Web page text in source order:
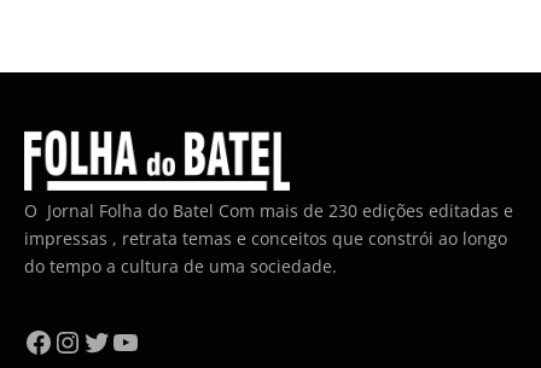
O Jornal Folha do Batel Com mais de 230 edições editadas e
impressas , retrata temas e conceitos que constrói ao longo
do tempo a cultura de uma sociedade.
Facebook
Instagram
Twitter
YouTube